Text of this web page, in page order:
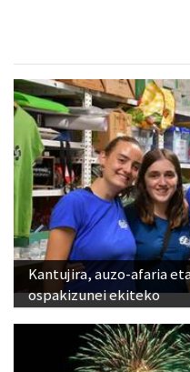
Kantujira, auzo-afaria
ospakizunei ekiteko